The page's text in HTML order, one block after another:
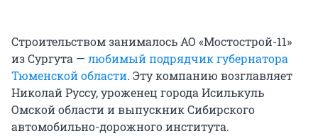
Строительством занималось АО «Мостострой-11»
из Сургута — любимый подрядчик губернатора
Тюменской области. Эту компанию возглавляет
Николай Руссу, уроженец города Исилькуль
Омской области и выпускник Сибирского
автомобильно-дорожного института.